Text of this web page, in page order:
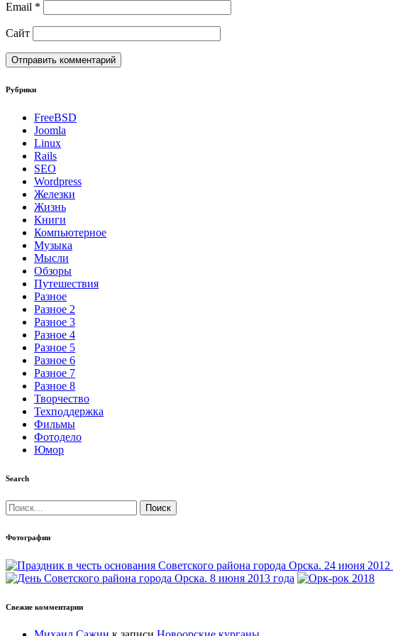
Email *
Сайт
Рубрики
FreeBSD
Joomla
Linux
Rails
SEO
Wordpress
Железки
Жизнь
Книги
Компьютерное
Музыка
Мысли
Обзоры
Путешествия
Разное
Разное 2
Разное 3
Разное 4
Разное 5
Разное 6
Разное 7
Разное 8
Творчество
Техподдержка
Фильмы
Фотодело
Юмор
Search
Найти:
Фотографии
Свежие комментарии